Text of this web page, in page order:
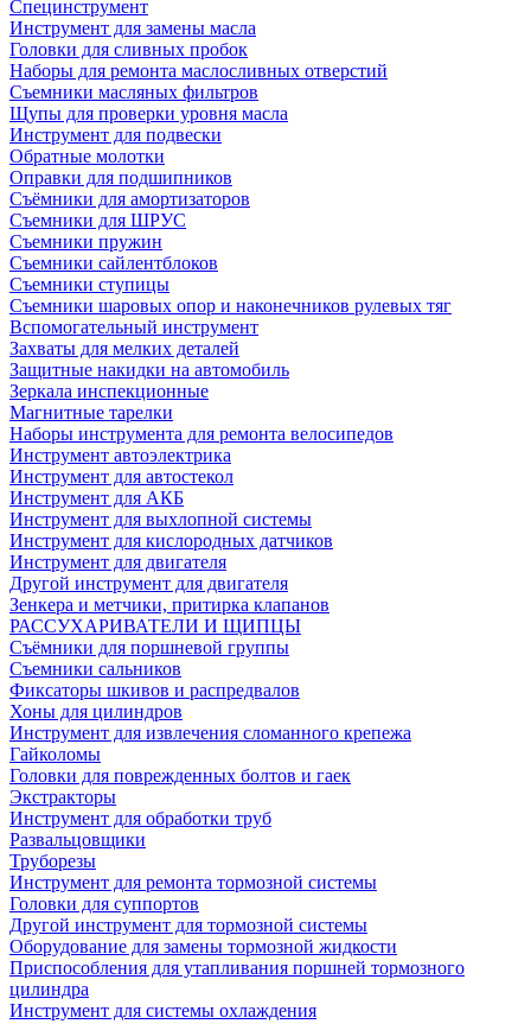
Специнструмент
Инструмент для замены масла
Головки для сливных пробок
Наборы для ремонта маслосливных отверстий
Съемники масляных фильтров
Щупы для проверки уровня масла
Инструмент для подвески
Обратные молотки
Оправки для подшипников
Съёмники для амортизаторов
Съемники для ШРУС
Съемники пружин
Съемники сайлентблоков
Съемники ступицы
Съемники шаровых опор и наконечников рулевых тяг
Вспомогательный инструмент
Захваты для мелких деталей
Защитные накидки на автомобиль
Зеркала инспекционные
Магнитные тарелки
Наборы инструмента для ремонта велосипедов
Инструмент автоэлектрика
Инструмент для автостекол
Инструмент для АКБ
Инструмент для выхлопной системы
Инструмент для кислородных датчиков
Инструмент для двигателя
Другой инструмент для двигателя
Зенкера и метчики, притирка клапанов
РАССУХАРИВАТЕЛИ И ЩИПЦЫ
Съёмники для поршневой группы
Съемники сальников
Фиксаторы шкивов и распредвалов
Хоны для цилиндров
Инструмент для извлечения сломанного крепежа
Гайколомы
Головки для поврежденных болтов и гаек
Экстракторы
Инструмент для обработки труб
Развальцовщики
Труборезы
Инструмент для ремонта тормозной системы
Головки для суппортов
Другой инструмент для тормозной системы
Оборудование для замены тормозной жидкости
Приспособления для утапливания поршней тормозного
цилиндра
Инструмент для системы охлаждения